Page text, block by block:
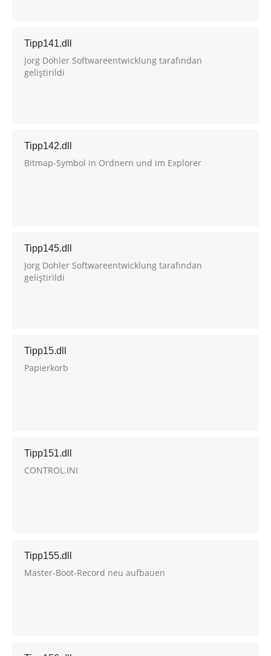
Tipp141.dll
Jorg Dohler Softwareentwicklung tarafından
geliştirildi
Tipp142.dll
Bitmap-Symbol in Ordnern und im Explorer
Tipp145.dll
Jorg Dohler Softwareentwicklung tarafından
geliştirildi
Tipp15.dll
Papierkorb
Tipp151.dll
CONTROL.INI
Tipp155.dll
Master-Boot-Record neu aufbauen